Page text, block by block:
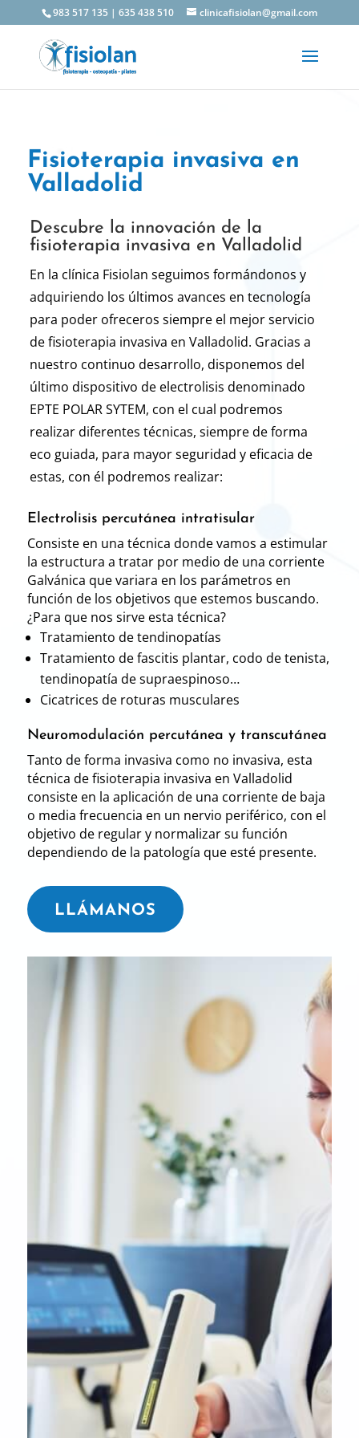
983 517 135| 635 438 510 clinicafisiolan@gmail.com
Fisioterapia invasiva en
Valladolid
Descubre la innovación de la
fisioterapia invasiva en Valladolid
En la clínica Fisiolan seguimos formándonos y
adquiriendo los últimos avances en tecnología
para poder ofreceros siempre el mejor servicio
de fisioterapia invasiva en Valladolid. Gracias a
nuestro continuo desarrollo, disponemos del
último dispositivo de electrolisis denominado
EPTE POLAR SYTEM, con el cual podremos
realizar diferentes técnicas, siempre de forma
eco guiada, para mayor seguridad y eficacia de
estas, con él podremos realizar:
Electrolisis percutánea intratisular
Consiste en una técnica donde vamos a estimular
la estructura a tratar por medio de una corriente
Galvánica que variara en los parámetros en
función de los objetivos que estemos buscando.
¿Para que nos sirve esta técnica?
Tratamiento de tendinopatías
Tratamiento de fascitis plantar, codo de tenista,
tendinopatía de supraespinoso…
Cicatrices de roturas musculares
Neuromodulación percutánea y transcutánea
Tanto de forma invasiva como no invasiva, esta
técnica de fisioterapia invasiva en Valladolid
consiste en la aplicación de una corriente de baja
o media frecuencia en un nervio periférico, con el
objetivo de regular y normalizar su función
dependiendo de la patología que esté presente.
LLÁMANOS